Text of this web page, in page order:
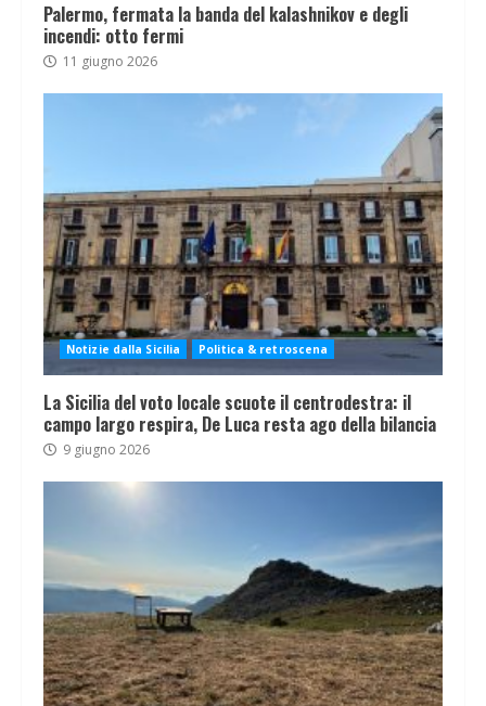
Palermo, fermata la banda del kalashnikov e degli
incendi: otto fermi
11 giugno 2026
Notizie dalla Sicilia Politica & retroscena
La Sicilia del voto locale scuote il centrodestra: il
campo largo respira, De Luca resta ago della bilancia
9 giugno 2026